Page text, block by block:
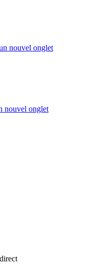
nouvel onglet
nouvel onglet